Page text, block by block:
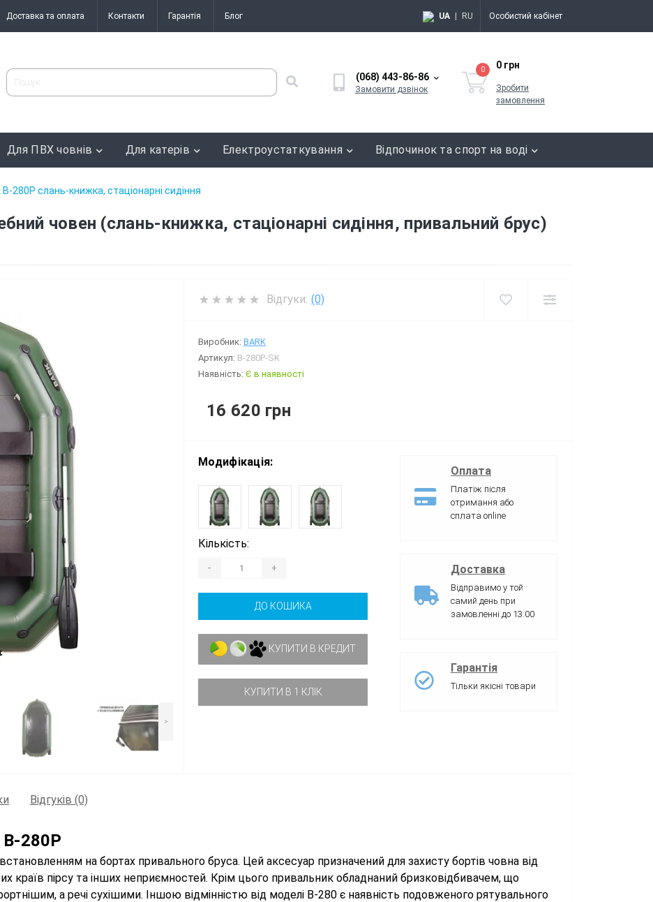
Доставка та оплата Контакти Гарантія Блог UA RU Особистий кабінет
(068) 443-86-86
Замовити дзвінок
0 0 грн
Зробити
замовлення
Для ПВХ човнів Для катерів Електроустаткування Відпочинок та спорт на воді
B-280P слань-книжка, стаціонарні сидіння
човен (слань-книжка, стаціонарні сидіння, привальний брус)
>
Відгуки: (0)
Виробник: BARK
Артикул: B-280P-SK
Наявність: Є в наявності
16 620 грн
Модифікація:
Кількість:
- +
ДО КОШИКА
КУПИТИ В КРЕДИТ
КУПИТИ В 1 КЛІК
Оплата
Платіж після
отримання або
сплата online
Доставка
Відправимо у той
самий день при
замовленні до 13:00
Гарантія
Тільки якісні товари
Відгуків (0)
280P
на бортах привального бруса. Цей аксесуар призначений для захисту бортів човна від
країв пірсу та інших неприємностей. Крім цього привальник обладнаний бризковідбивачем, що
а речі сухішими. Іншою відмінністю від моделі B-280 є наявність подовженого рятувального